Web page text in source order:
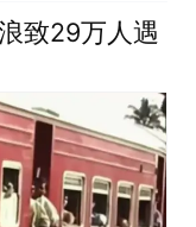
致29万人遇